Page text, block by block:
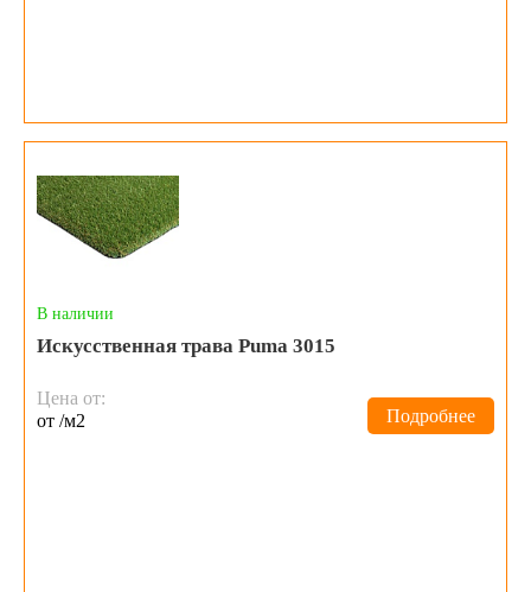
В наличии
Искусственная трава Puma 3015
Цена от:
от /м2
Подробнее